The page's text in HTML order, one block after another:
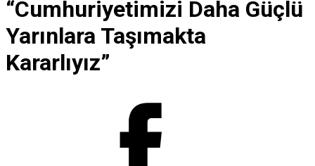
“Cumhuriyetimizi Daha Güçlü
Yarınlara Taşımakta
Kararlıyız”